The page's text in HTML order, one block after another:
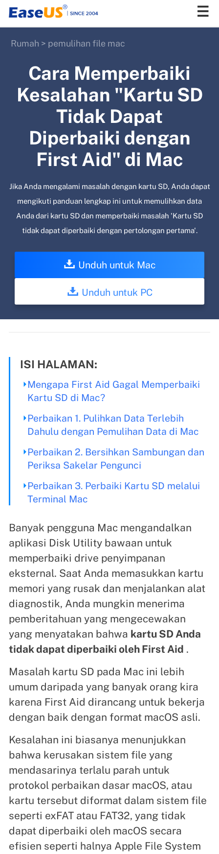
Rumah > pemulihan file mac
Cara Memperbaiki
Kesalahan "Kartu SD
Tidak Dapat
Diperbaiki dengan
First Aid" di Mac
Jika Anda mengalami masalah dengan kartu SD, Anda dapat
mengikuti panduan lengkap ini untuk memulihkan data
Anda dari kartu SD dan memperbaiki masalah 'Kartu SD
tidak dapat diperbaiki dengan pertolongan pertama'.
Unduh untuk Mac
Unduh untuk PC
ISI HALAMAN:
Mengapa First Aid Gagal Memperbaiki
Kartu SD di Mac?
Perbaikan 1. Pulihkan Data Terlebih
Dahulu dengan Pemulihan Data di Mac
Perbaikan 2. Bersihkan Sambungan dan
Periksa Sakelar Pengunci
Perbaikan 3. Perbaiki Kartu SD melalui
Terminal Mac
Banyak pengguna Mac mengandalkan
aplikasi Disk Utility bawaan untuk
memperbaiki drive penyimpanan
eksternal. Saat Anda memasukkan kartu
memori yang rusak dan menjalankan alat
diagnostik, Anda mungkin menerima
pemberitahuan yang mengecewakan
yang menyatakan bahwa kartu SD Anda
tidak dapat diperbaiki oleh First Aid .
Masalah kartu SD pada Mac ini lebih
umum daripada yang banyak orang kira
karena First Aid dirancang untuk bekerja
dengan baik dengan format macOS asli.
Kesalahan ini biasanya menunjukkan
bahwa kerusakan sistem file yang
mendasarinya terlalu parah untuk
protokol perbaikan dasar macOS, atau
kartu tersebut diformat dalam sistem file
seperti exFAT atau FAT32, yang tidak
dapat diperbaiki oleh macOS secara
efisien seperti halnya Apple File System